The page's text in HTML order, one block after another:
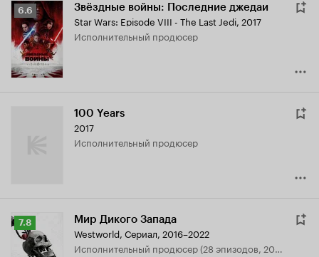
Рейтинг
Кинопоиска
6.6
6.6 Звёздные войны: Последние джедаи
Star Wars: Episode VIII - The Last Jedi, 2017
исполнительный продюсер
100 Years
2017
исполнительный продюсер
Рейтинг
Кинопоиска
7.8
7.8 Мир Дикого Запада
Westworld, Сериал, 2016–2022
исполнительный продюсер (28 эпизодов, 2016-2020)